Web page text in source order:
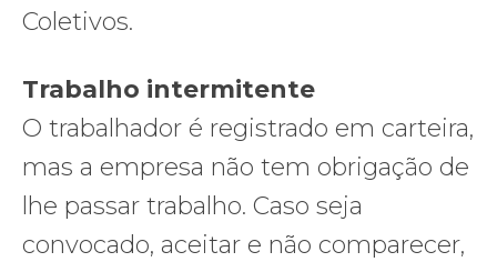
Coletivos.
Trabalho intermitente
O trabalhador é registrado em carteira,
mas a empresa não tem obrigação de
lhe passar trabalho. Caso seja
convocado, aceitar e não comparecer,